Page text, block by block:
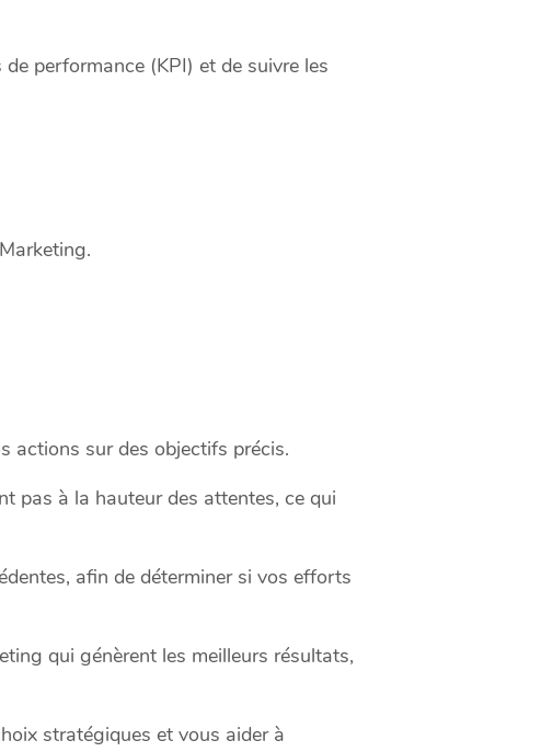
performance (KPI) et de suivre les
actions sur des objectifs précis.
pas à la hauteur des attentes, ce qui
afin de déterminer si vos efforts
qui génèrent les meilleurs résultats,
stratégiques et vous aider à